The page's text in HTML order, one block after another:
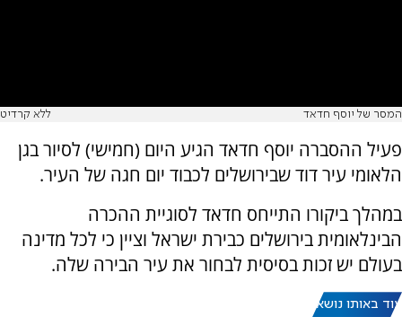
המסר של יוסף חדאד ללא קרדיט
פעיל ההסברה יוסף חדאד הגיע היום (חמישי) לסיור בגן
הלאומי עיר דוד שבירושלים לכבוד יום חגה של העיר.
במהלך ביקורו התייחס חדאד לסוגיית ההכרה
הבינלאומית בירושלים כבירת ישראל וציין כי לכל מדינה
בעולם יש זכות בסיסית לבחור את עיר הבירה שלה.
עוד באותו נושא: